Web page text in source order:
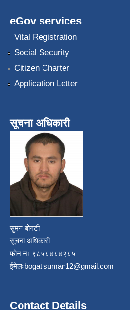
eGov services
Vital Registration
Social Security
Citizen Charter
Application Letter
सूचना अधिकारी
सुमन बोगटी
सूचना अधिकारी
फोन नः ९८५८४८४२८५
ईमेलःbogatisuman12@gmail.com
Contact Details